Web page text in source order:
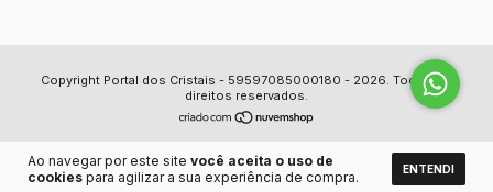
Ao navegar por este site você aceita o uso de
cookies para agilizar a sua experiência de compra. ENTENDI
Copyright Portal dos Cristais - 59597085000180 - 2026. Todos os
direitos reservados.